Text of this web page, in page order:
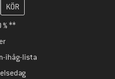
**
ihåg-lista